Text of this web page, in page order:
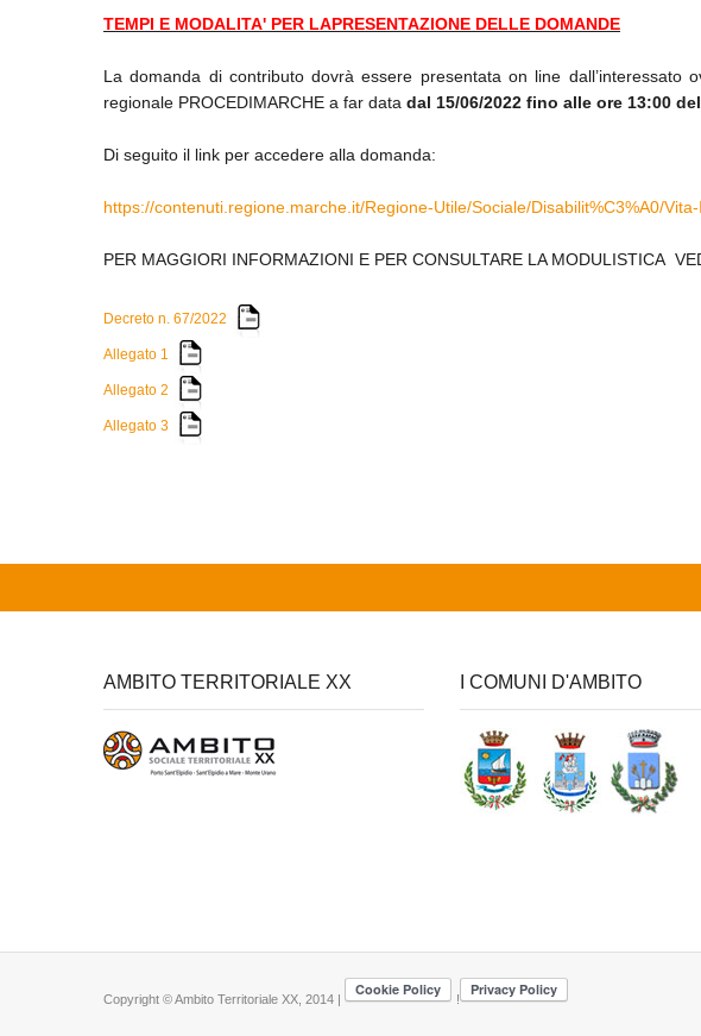
TEMPI E MODALITA' PER LAPRESENTAZIONE DELLE DOMANDE
La domanda di contributo dovrà essere presentata on line
regionale PROCEDIMARCHE a far data dal 15/06/2022 fino alle ore 13:00
Di seguito il link per accedere alla domanda:
https://contenuti.regione.marche.it/Regione-Utile/Sociale/Disabilit%C3%A0/
PER MAGGIORI INFORMAZIONI E PER CONSULTARE LA MODULISTICA
Decreto n. 67/2022
Allegato 1
Allegato 2
Allegato 3
AMBITO TERRITORIALE XX I COMUNI D'AMBITO
Copyright © Ambito Territoriale XX, 2014 | !